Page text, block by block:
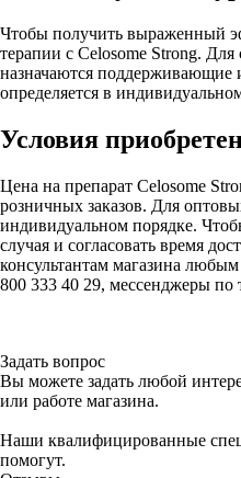
Чтобы получить выраженный
терапии с Celosome Strong. Для
назначаются поддерживающие
определяется в
Условия
Цена на препарат Celosome
розничных заказов. Для
индивидуальном порядке.
случая и согласовать время
консультантам магазина
800 333 40 29, мессенджеры по
Задать вопрос
Вы можете задать любой
или работе магазина.
Наши квалифицированные
помогут.